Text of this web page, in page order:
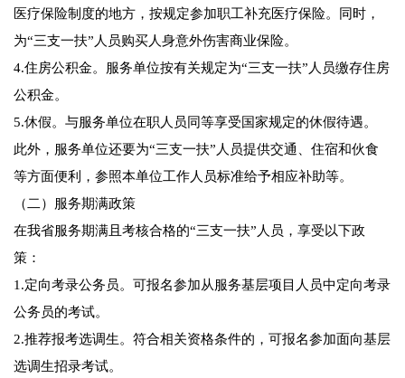
医疗保险制度的地方，按规定参加职工补充医疗保险。同时，
为“三支一扶”人员购买人身意外伤害商业保险。
4.住房公积金。服务单位按有关规定为“三支一扶”人员缴存住房
公积金。
5.休假。与服务单位在职人员同等享受国家规定的休假待遇。
此外，服务单位还要为“三支一扶”人员提供交通、住宿和伙食
等方面便利，参照本单位工作人员标准给予相应补助等。
（二）服务期满政策
在我省服务期满且考核合格的“三支一扶”人员，享受以下政
策：
1.定向考录公务员。可报名参加从服务基层项目人员中定向考录
公务员的考试。
2.推荐报考选调生。符合相关资格条件的，可报名参加面向基层
选调生招录考试。